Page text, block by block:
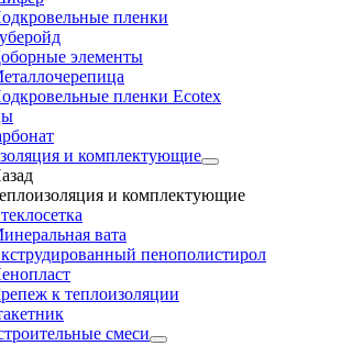
пленки
элементы
пленки Ecotex
и комплектующие
и комплектующие
вата
пенополистирол
к теплоизоляции
смеси